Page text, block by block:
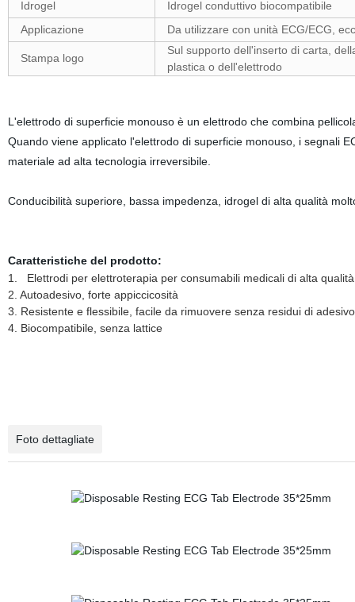
Idrogel
Idrogel conduttivo biocompatibile
Applicazione
Da utilizzare con unità ECG/ECG,
Stampa logo
Sul supporto dell'inserto di carta,
plastica o dell'elettrodo
L'elettrodo di superficie monouso è un elettrodo che combina
Quando viene applicato l'elettrodo di superficie monouso, i segnali
materiale ad alta tecnologia irreversibile.
Conducibilità superiore, bassa impedenza, idrogel di alta qualità
Caratteristiche del prodotto:
1. Elettrodi per elettroterapia per consumabili medicali di alta
2. Autoadesivo, forte appiccicosità
3. Resistente e flessibile, facile da rimuovere senza residui di
4. Biocompatibile, senza lattice
Foto dettagliate